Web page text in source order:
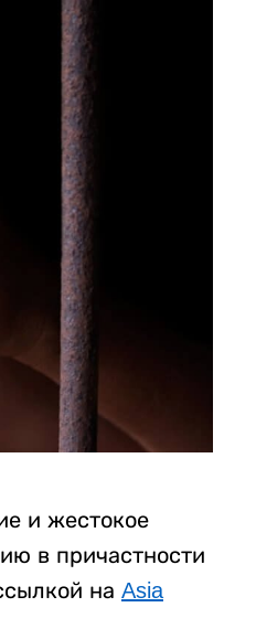
и жестокое
в причастности
на Asia